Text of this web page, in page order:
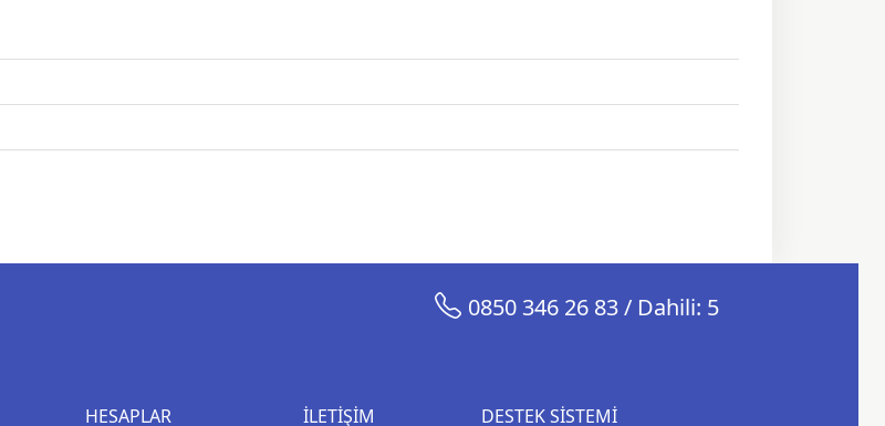
0850 346 26 83 / Dahili: 5
HESAPLAR İLETIŞIM DESTEK SISTEMI